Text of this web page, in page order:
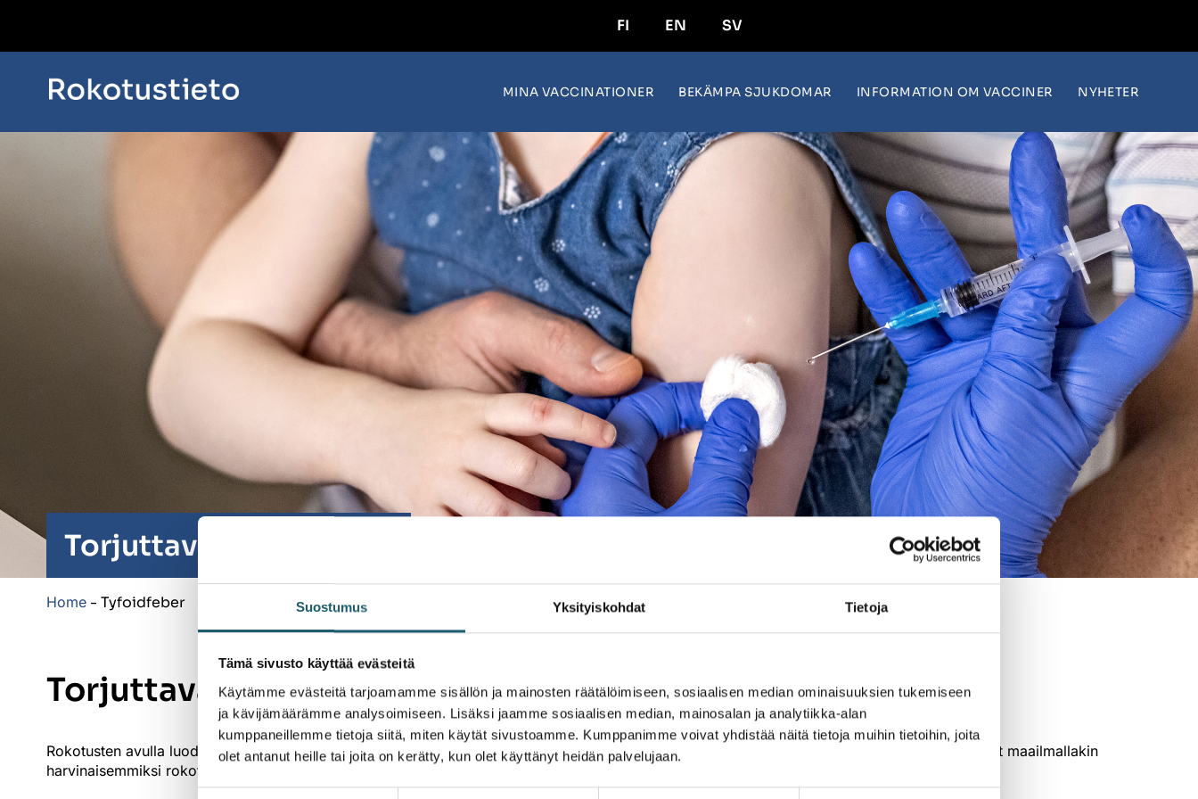
Suostumus Yksityiskohdat Tietoja
Tämä sivusto käyttää evästeitä
Käytämme evästeitä tarjoamamme sisällön ja mainosten räätälöimiseen, sosiaalisen median ominaisuuksien tukemiseen
ja kävijämäärämme analysoimiseen. Lisäksi jaamme sosiaalisen median, mainosalan ja analytiikka-alan
kumppaneillemme tietoja siitä, miten käytät sivustoamme. Kumppanimme voivat yhdistää näitä tietoja muihin tietoihin, joita
olet antanut heille tai joita on kerätty, kun olet käyttänyt heidän palvelujaan.
FI EN SV
MINA VACCINATIONER BEKÄMPA SJUKDOMAR INFORMATION OM VACCINER NYHETER
Torjuttavat taudit
Home - Tyfoidfeber
Torjuttavat taudit
Rokotusten avulla luodaan suojaa tartuntatauteja vastaan. Monet näistä taudeista on saatu jo hävitettyä Suomesta kokonaan ja ne ovat käyneet maailmallakin
harvinaisemmiksi rokotusten ansiosta.